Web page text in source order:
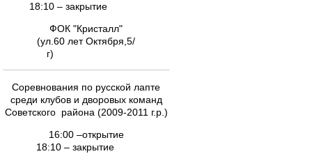
18:10 – закрытие
ФОК "Кристалл"
(ул.60 лет Октября,5/
г)
Соревнования по русской лапте
среди клубов и дворовых команд
Советского района (2009-2011 г.р.)
16:00 –открытие
18:10 – закрытие